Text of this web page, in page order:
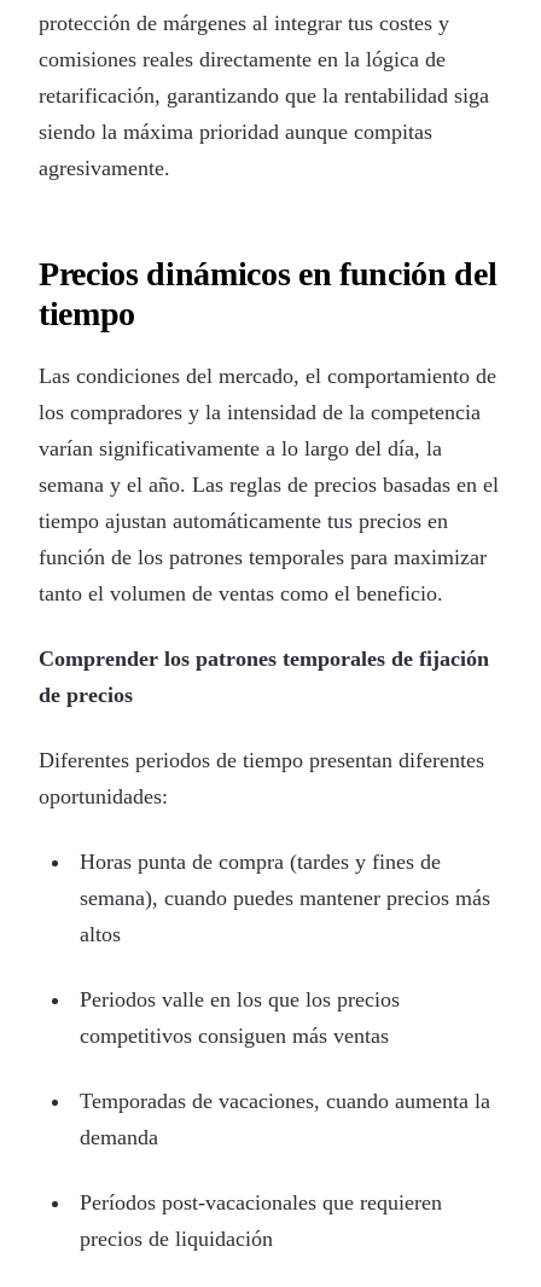
protección de márgenes al integrar tus costes y
comisiones reales directamente en la lógica de
retarificación, garantizando que la rentabilidad siga
siendo la máxima prioridad aunque compitas
agresivamente.
Precios dinámicos en función del
tiempo
Las condiciones del mercado, el comportamiento de
los compradores y la intensidad de la competencia
varían significativamente a lo largo del día, la
semana y el año. Las reglas de precios basadas en el
tiempo ajustan automáticamente tus precios en
función de los patrones temporales para maximizar
tanto el volumen de ventas como el beneficio.
Comprender los patrones temporales de fijación
de precios
Diferentes periodos de tiempo presentan diferentes
oportunidades:
Horas punta de compra (tardes y fines de
semana), cuando puedes mantener precios más
altos
Periodos valle en los que los precios
competitivos consiguen más ventas
Temporadas de vacaciones, cuando aumenta la
demanda
Períodos post-vacacionales que requieren
precios de liquidación